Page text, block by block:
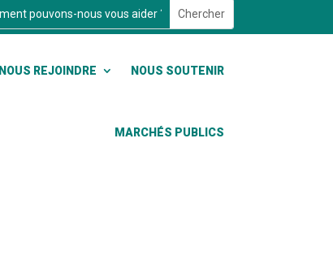
NOUS REJOINDRE NOUS SOUTENIR
MARCHÉS PUBLICS